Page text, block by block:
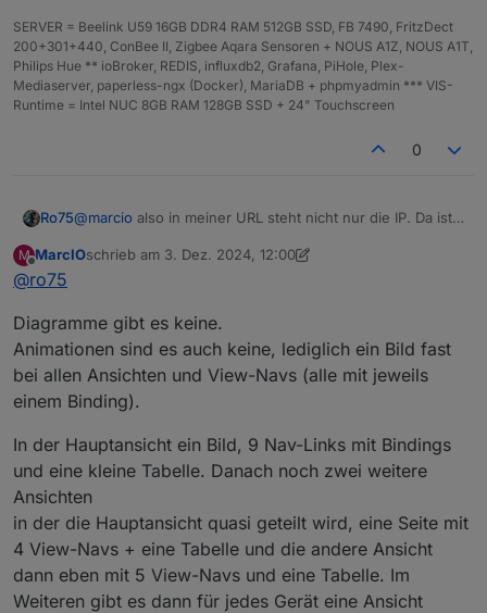
SERVER = Beelink U59 16GB DDR4 RAM 512GB SSD, FB 7490, FritzDect
200+301+440, ConBee II, Zigbee Aqara Sensoren + NOUS A1Z, NOUS A1T,
Philips Hue ** ioBroker, REDIS, influxdb2, Grafana, PiHole, Plex-
Mediaserver, paperless-ngx (Docker), MariaDB + phpmyadmin *** VIS-
Runtime = Intel NUC 8GB RAM 128GB SSD + 24" Touchscreen
0
Ro75@marcio also in meiner URL steht nicht nur die IP. Da ist
Hast du Flot, echarts oder Grafena Diagramme
Wie viele Objekte pro View?
Ro75
M
Offline
MarcIOschrieb am 3. Dez. 2024, 12:00
zuletzt editiert von MarcIO12. März 2024, 13:01
@ro75
Diagramme gibt es keine.
Animationen sind es auch keine, lediglich ein Bild fast
bei allen Ansichten und View-Navs (alle mit jeweils
einem Binding).
In der Hauptansicht ein Bild, 9 Nav-Links mit Bindings
und eine kleine Tabelle. Danach noch zwei weitere
Ansichten
in der die Hauptansicht quasi geteilt wird, eine Seite mit
4 View-Navs + eine Tabelle und die andere Ansicht
dann eben mit 5 View-Navs und eine Tabelle. Im
Weiteren gibt es dann für jedes Gerät eine Ansicht